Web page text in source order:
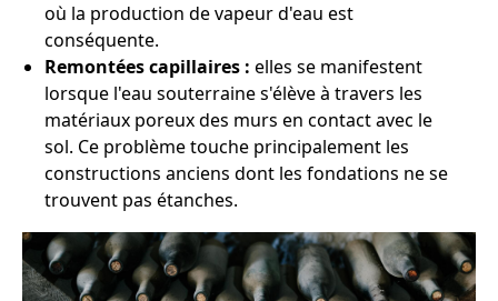
où la production de vapeur d'eau est
conséquente.
Remontées capillaires : elles se manifestent
lorsque l'eau souterraine s'élève à travers les
matériaux poreux des murs en contact avec le
sol. Ce problème touche principalement les
constructions anciens dont les fondations ne se
trouvent pas étanches.